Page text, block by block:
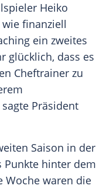
Heiko
finanziell
ein zweites
glücklich, dass es
Cheftrainer zu
Präsident
Saison in der
Punkte hinter dem
Woche waren die